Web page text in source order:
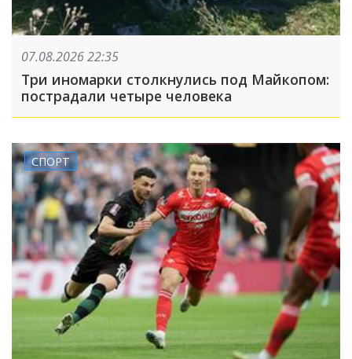
07.08.2026 22:35
Три иномарки столкнулись под Майкопом:
пострадали четыре человека
СПОРТ